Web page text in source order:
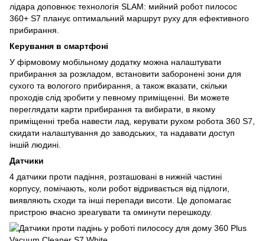
лідара доповнює технологія SLAM: мийний робот пилосос
360+ S7 планує оптимальний маршрут руху для ефективного
прибирання.
Керування в смартфоні
У фірмовому мобільному додатку можна налаштувати
прибирання за розкладом, встановити заборонені зони для
сухого та вологого прибирання, а також вказати, скільки
проходів слід зробити у певному приміщенні. Ви можете
переглядати карти прибирання та вибирати, в якому
приміщенні треба навести лад, керувати рухом робота 360 S7,
скидати налаштування до заводських, та надавати доступ
іншій людині.
Датчики
4 датчики проти падіння, розташовані в нижній частині
корпусу, помічають, коли робот відривається від підлоги,
виявляють сходи та інші перепади висоти. Це допомагає
пристрою вчасно зреагувати та оминути перешкоду.